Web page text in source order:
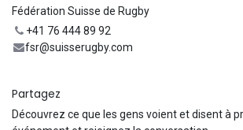
Fédération Suisse de Rugby
+41 76 444 89 92
fsr@suisserugby.com
Partagez
Découvrez ce que les gens voient et disent à